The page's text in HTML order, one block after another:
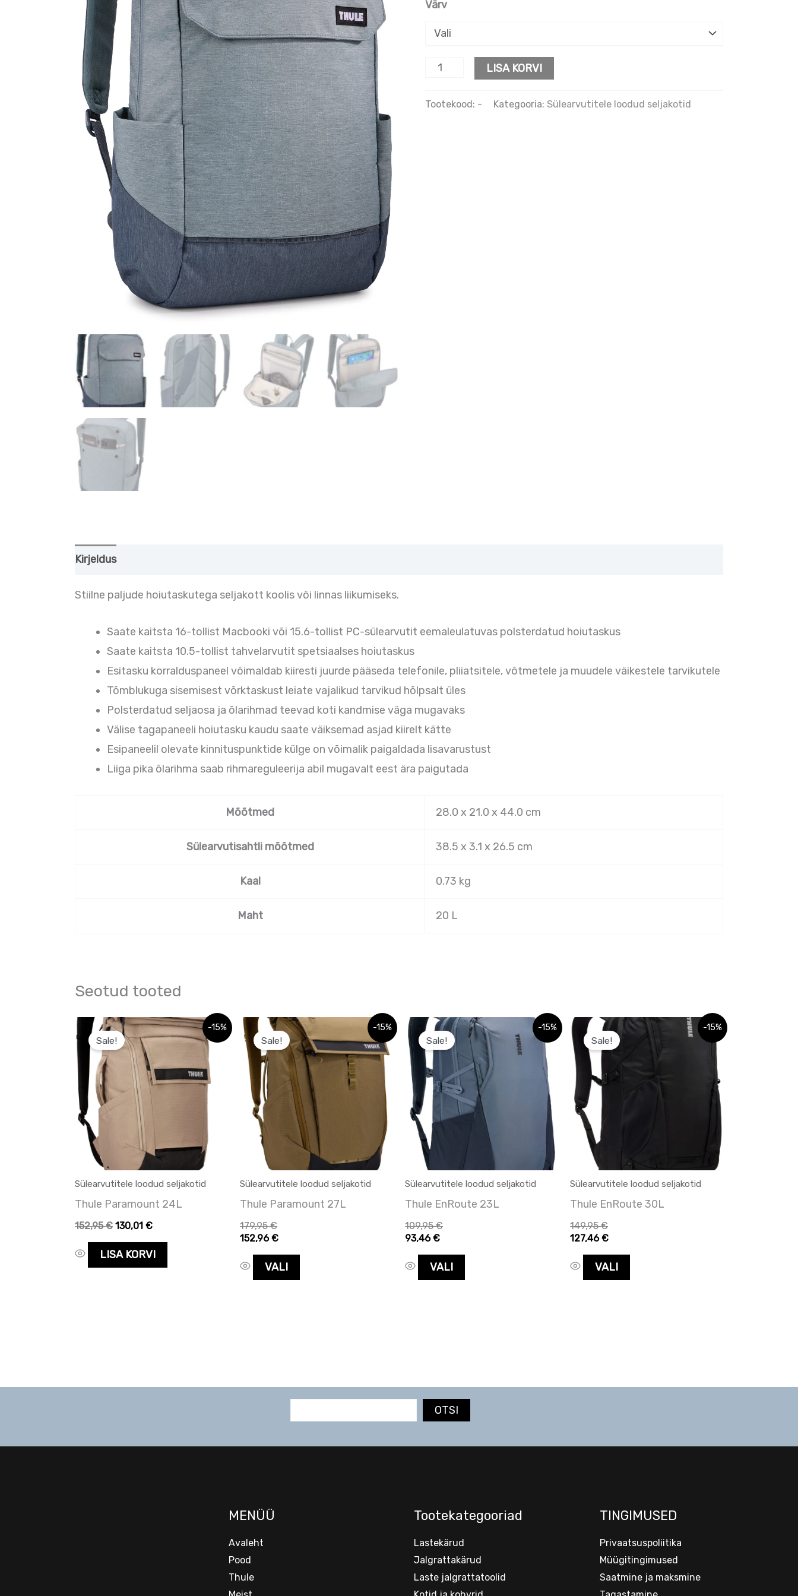
Värv
LISA KORVI
Tootekood: - Kategooria: Sülearvutitele loodud seljakotid
Kirjeldus
Stiilne paljude hoiutaskutega seljakott koolis või linnas liikumiseks.
Saate kaitsta 16-tollist Macbooki või 15.6-tollist PC-sülearvutit eemaleulatuvas polsterdatud hoiutaskus
Saate kaitsta 10.5-tollist tahvelarvutit spetsiaalses hoiutaskus
Esitasku korralduspaneel võimaldab kiiresti juurde pääseda telefonile, pliiatsitele, võtmetele ja muudele väikestele tarvikutele
Tõmblukuga sisemisest võrktaskust leiate vajalikud tarvikud hõlpsalt üles
Polsterdatud seljaosa ja õlarihmad teevad koti kandmise väga mugavaks
Välise tagapaneeli hoiutasku kaudu saate väiksemad asjad kiirelt kätte
Esipaneelil olevate kinnituspunktide külge on võimalik paigaldada lisavarustust
Liiga pika õlarihma saab rihmareguleerija abil mugavalt eest ära paigutada
Mõõtmed 28.0 x 21.0 x 44.0 cm
Sülearvutisahtli mõõtmed 38.5 x 3.1 x 26.5 cm
Kaal 0.73 kg
Maht 20 L
Seotud tooted
-15%
Sale!
Sülearvutitele loodud seljakotid
Thule Paramount 24L
Algne
hind
oli:
152,95 €.
152,95€
Praegune
hind
on:
152,95 €.
130,01 €
LISA KORVI
-15%
Sale!
Sülearvutitele loodud seljakotid
Thule Paramount 27L
179,95€
152,96€
VALI
Sellel
tootel
on
mitu
varianti.
Valikuid
saab
teha
tootelehel.
-15%
Sale!
Sülearvutitele loodud seljakotid
Thule EnRoute 23L
109,95€
93,46€
VALI
Sellel
tootel
on
mitu
varianti.
Valikuid
teha
tootelehel.
-15%
Sale!
Sülearvutitele loodud seljakotid
Thule EnRoute 30L
149,95€
127,46€
VALI
Sellel
tootel
teha
tootelehel.
OTSI
MENÜÜ
Avaleht
Pood
Thule
Tootekategooriad
Lastekärud
Jalgrattakärud
Laste jalgrattatoolid
TINGIMUSED
Privaatsuspoliitika
Müügitingimused
Saatmine ja maksmine